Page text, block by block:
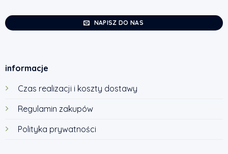
NAPISZ DO NAS
informacje
Czas realizacji i koszty dostawy
Regulamin zakupów
Polityka prywatności